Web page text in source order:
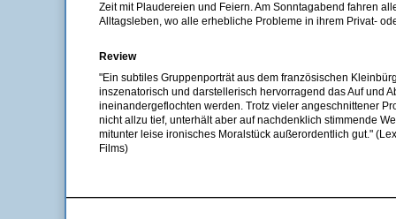
Zeit mit Plaudereien und Feiern. Am Sonntagabend fahren
Alltagsleben, wo alle erhebliche Probleme in ihrem Privat-
Review
"Ein subtiles Gruppenporträt aus dem französischen
inszenatorisch und darstellerisch hervorragend das Auf und
ineinandergeflochten werden. Trotz vieler angeschnittener
nicht allzu tief, unterhält aber auf nachdenklich stimmende
mitunter leise ironisches Moralstück außerordentlich gut."
Films)